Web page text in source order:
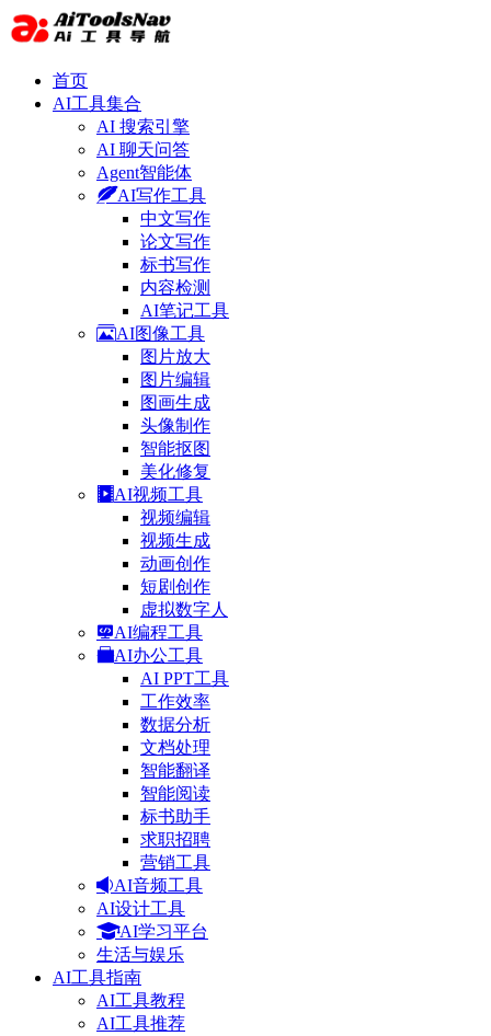
首页
AI工具集合
AI 搜索引擎
AI 聊天问答
Agent智能体
AI写作工具
中文写作
论文写作
标书写作
内容检测
AI笔记工具
AI图像工具
图片放大
图片编辑
图画生成
头像制作
智能抠图
美化修复
AI视频工具
视频编辑
视频生成
动画创作
短剧创作
虚拟数字人
AI编程工具
AI办公工具
AI PPT工具
工作效率
数据分析
文档处理
智能翻译
智能阅读
标书助手
求职招聘
营销工具
AI音频工具
AI设计工具
AI学习平台
生活与娱乐
AI工具指南
AI工具教程
AI工具推荐